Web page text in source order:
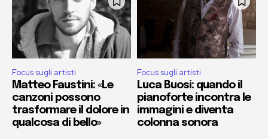
Focus sugli artisti
Matteo Faustini: «Le
canzoni possono
trasformare il dolore in
qualcosa di bello»
Focus sugli artisti
Luca Buosi: quando il
pianoforte incontra le
immagini e diventa
colonna sonora